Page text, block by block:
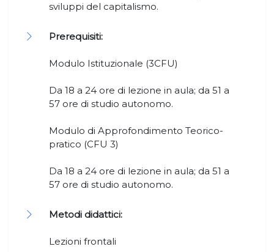
sviluppi del capitalismo.
Prerequisiti:
Modulo Istituzionale (3CFU)
Da 18 a 24 ore di lezione in aula; da 51 a
57 ore di studio autonomo.
Modulo di Approfondimento Teorico-
pratico (CFU 3)
Da 18 a 24 ore di lezione in aula; da 51 a
57 ore di studio autonomo.
Metodi didattici:
Lezioni frontali